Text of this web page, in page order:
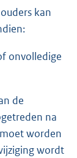
kan
onvolledige
de
na
worden
wordt